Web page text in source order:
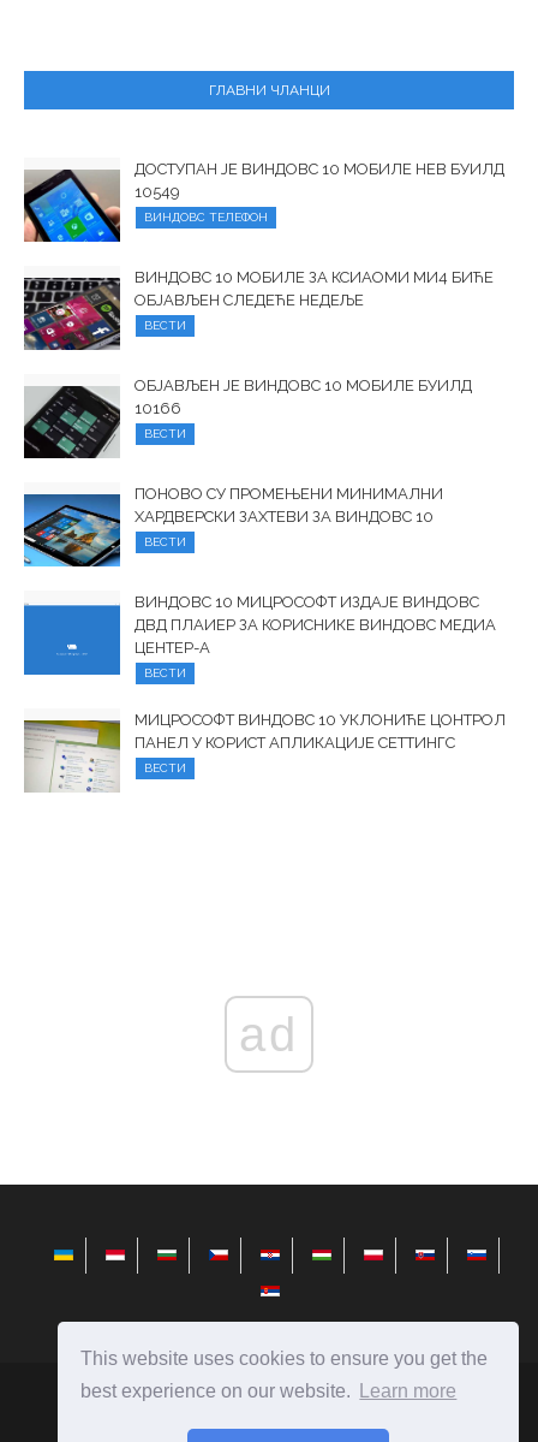
This website uses cookies to ensure you get the
best experience on our website.
Learn more
ГЛАВНИ ЧЛАНЦИ
ДОСТУПАН ЈЕ ВИНДОВС 10 МОБИЛЕ НЕВ БУИЛД
10549
ВИНДОВС ТЕЛЕФОН
ВИНДОВС 10 МОБИЛЕ ЗА КСИАОМИ МИ4 БИЋЕ
ОБЈАВЉЕН СЛЕДЕЋЕ НЕДЕЉЕ
ВЕСТИ
ОБЈАВЉЕН ЈЕ ВИНДОВС 10 МОБИЛЕ БУИЛД
10166
ВЕСТИ
ПОНОВО СУ ПРОМЕЊЕНИ МИНИМАЛНИ
ХАРДВЕРСКИ ЗАХТЕВИ ЗА ВИНДОВС 10
ВЕСТИ
ВИНДОВС 10 МИЦРОСОФТ ИЗДАЈЕ ВИНДОВС
ДВД ПЛАИЕР ЗА КОРИСНИКЕ ВИНДОВС МЕДИА
ЦЕНТЕР-А
ВЕСТИ
МИЦРОСОФТ ВИНДОВС 10 УКЛОНИЋЕ ЦОНТРОЛ
ПАНЕЛ У КОРИСТ АПЛИКАЦИЈЕ СЕТТИНГС
ВЕСТИ
ad